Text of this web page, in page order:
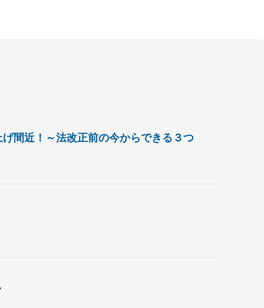
間近！～法改正前の今からできる３つ